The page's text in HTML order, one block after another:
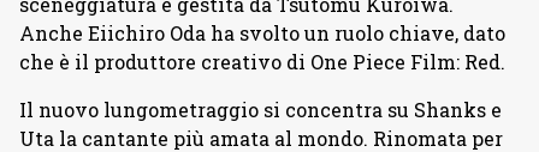
Anche Eiichiro Oda ha svolto un ruolo chiave, dato
che è il produttore creativo di One Piece Film: Red.
Il nuovo lungometraggio si concentra su Shanks e
Uta la cantante più amata al mondo. Rinomata per